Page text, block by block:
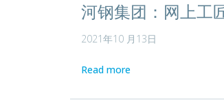
河钢集团：网上工
2021年10 月13日
Read more